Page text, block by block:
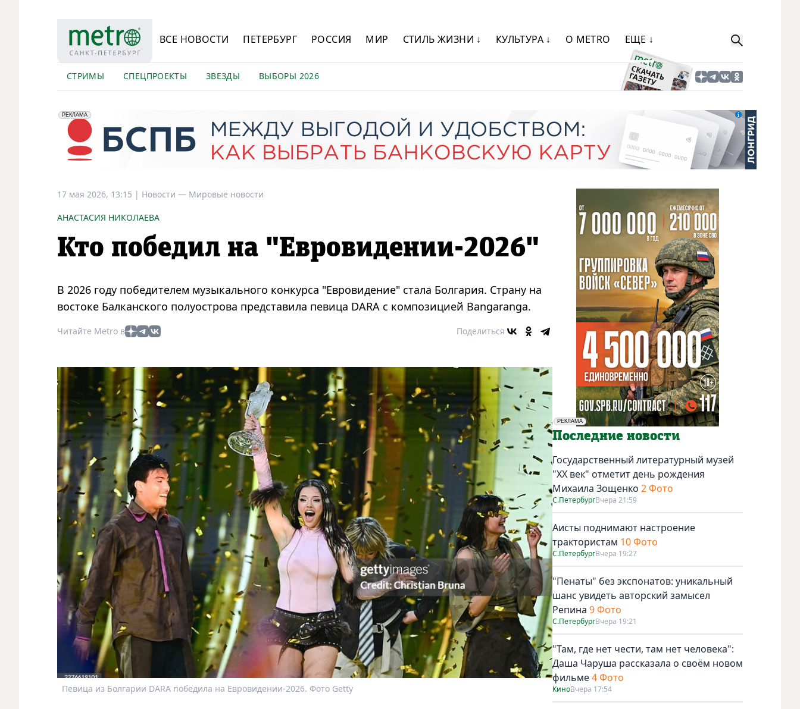
ВСЕ НОВОСТИ ПЕТЕРБУРГ РОССИЯ МИР СТИЛЬ ЖИЗНИ ↓ КУЛЬТУРА ↓ О METRO ЕЩЕ ↓
СТРИМЫ СПЕЦПРОЕКТЫ ЗВЕЗДЫ ВЫБОРЫ 2026
erid: 2VfnxyFybV5
РЕКЛАМА
ПАО "Банк "Санкт-Петербург", ИНН: 7831000027
17 мая 2026, 13:15 | Новости — Мировые новости
АНАСТАСИЯ НИКОЛАЕВА
Кто победил на "Евровидении-2026"
В 2026 году победителем музыкального конкурса "Евровидение" стала Болгария. Страну на
востоке Балканского полуострова представила певица DARA с композицией Bangaranga.
Читайте Metro в Поделиться
Певица из Болгарии DARA победила на Евровидении-2026. Фото Getty
РЕКЛАМА
Социальная реклама
Последние новости
Государственный литературный музей
"ХХ век" отметит день рождения
Михаила Зощенко 2 Фото
С.ПетербургВчера 21:59
Аисты поднимают настроение
трактористам 10 Фото
С.ПетербургВчера 19:27
"Пенаты" без экспонатов: уникальный
шанс увидеть авторский замысел
Репина 9 Фото
С.ПетербургВчера 19:21
"Там, где нет чести, там нет человека":
Даша Чаруша рассказала о своём новом
фильме4 Фото
КиноВчера 17:54